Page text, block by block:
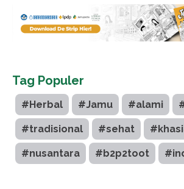
Tag Populer
#Herbal #Jamu #alami
#tradisional #sehat
#nusantara #b2p2toot